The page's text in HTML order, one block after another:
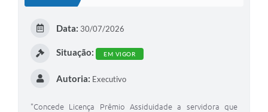
Data: 30/07/2026
Situação: EM VIGOR
Autoria: Executivo
"Concede Licença Prêmio Assiduidade a servidora que